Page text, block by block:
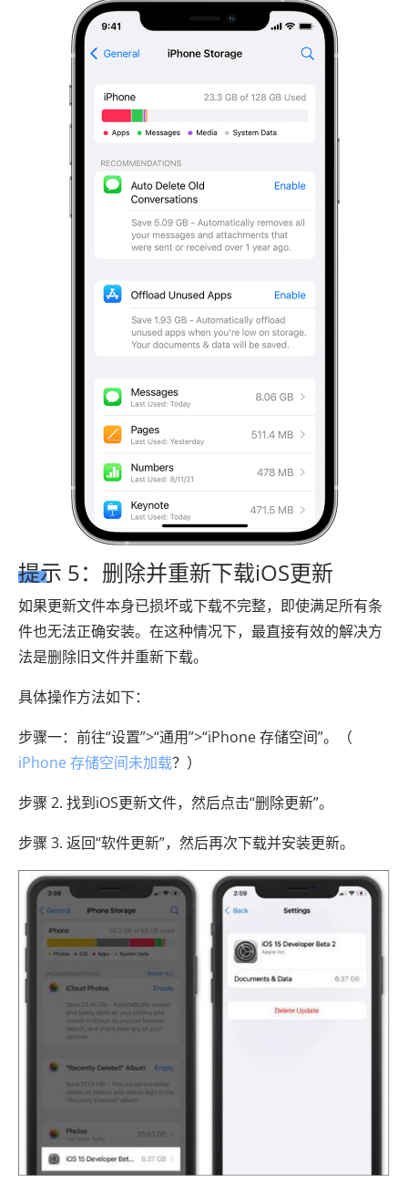
提示 5：删除并重新下载iOS更新
如果更新文件本身已损坏或下载不完整，即使满足所有条
件也无法正确安装。在这种情况下，最直接有效的解决方
法是删除旧文件并重新下载。
具体操作方法如下：
步骤一：前往“设置”>“通用”>“iPhone 存储空间”。（
iPhone 存储空间未加载？）
步骤 2. 找到iOS更新文件，然后点击“删除更新”。
步骤 3. 返回“软件更新”，然后再次下载并安装更新。